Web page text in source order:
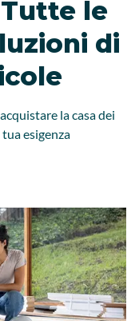
le
di
la casa dei
esigenza